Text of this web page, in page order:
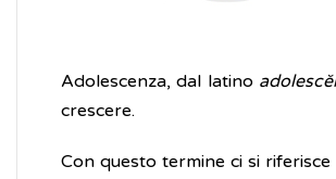
Adolescenza, dal latino
crescere.
Con questo termine ci si